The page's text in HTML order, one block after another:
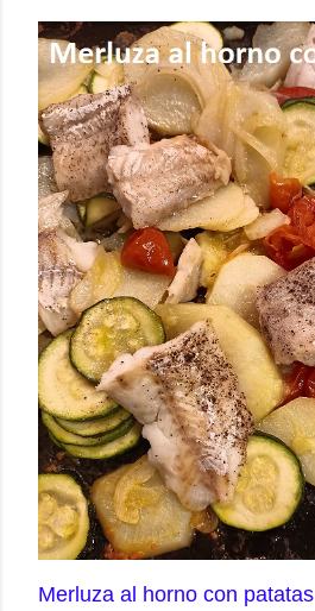
Merluza al horno con patatas